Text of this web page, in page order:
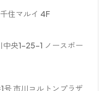
住マルイ 4F
央1-25-1 ノースポー
号 市川コルトンプラザ